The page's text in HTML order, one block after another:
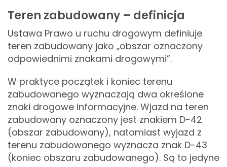
Teren zabudowany – definicja
Ustawa Prawo u ruchu drogowym definiuje
teren zabudowany jako „obszar oznaczony
odpowiednimi znakami drogowymi”.
W praktyce początek i koniec terenu
zabudowanego wyznaczają dwa określone
znaki drogowe informacyjne. Wjazd na teren
zabudowany oznaczony jest znakiem D-42
(obszar zabudowany), natomiast wyjazd z
terenu zabudowanego wyznacza znak D-43
(koniec obszaru zabudowanego). Są to jedyne